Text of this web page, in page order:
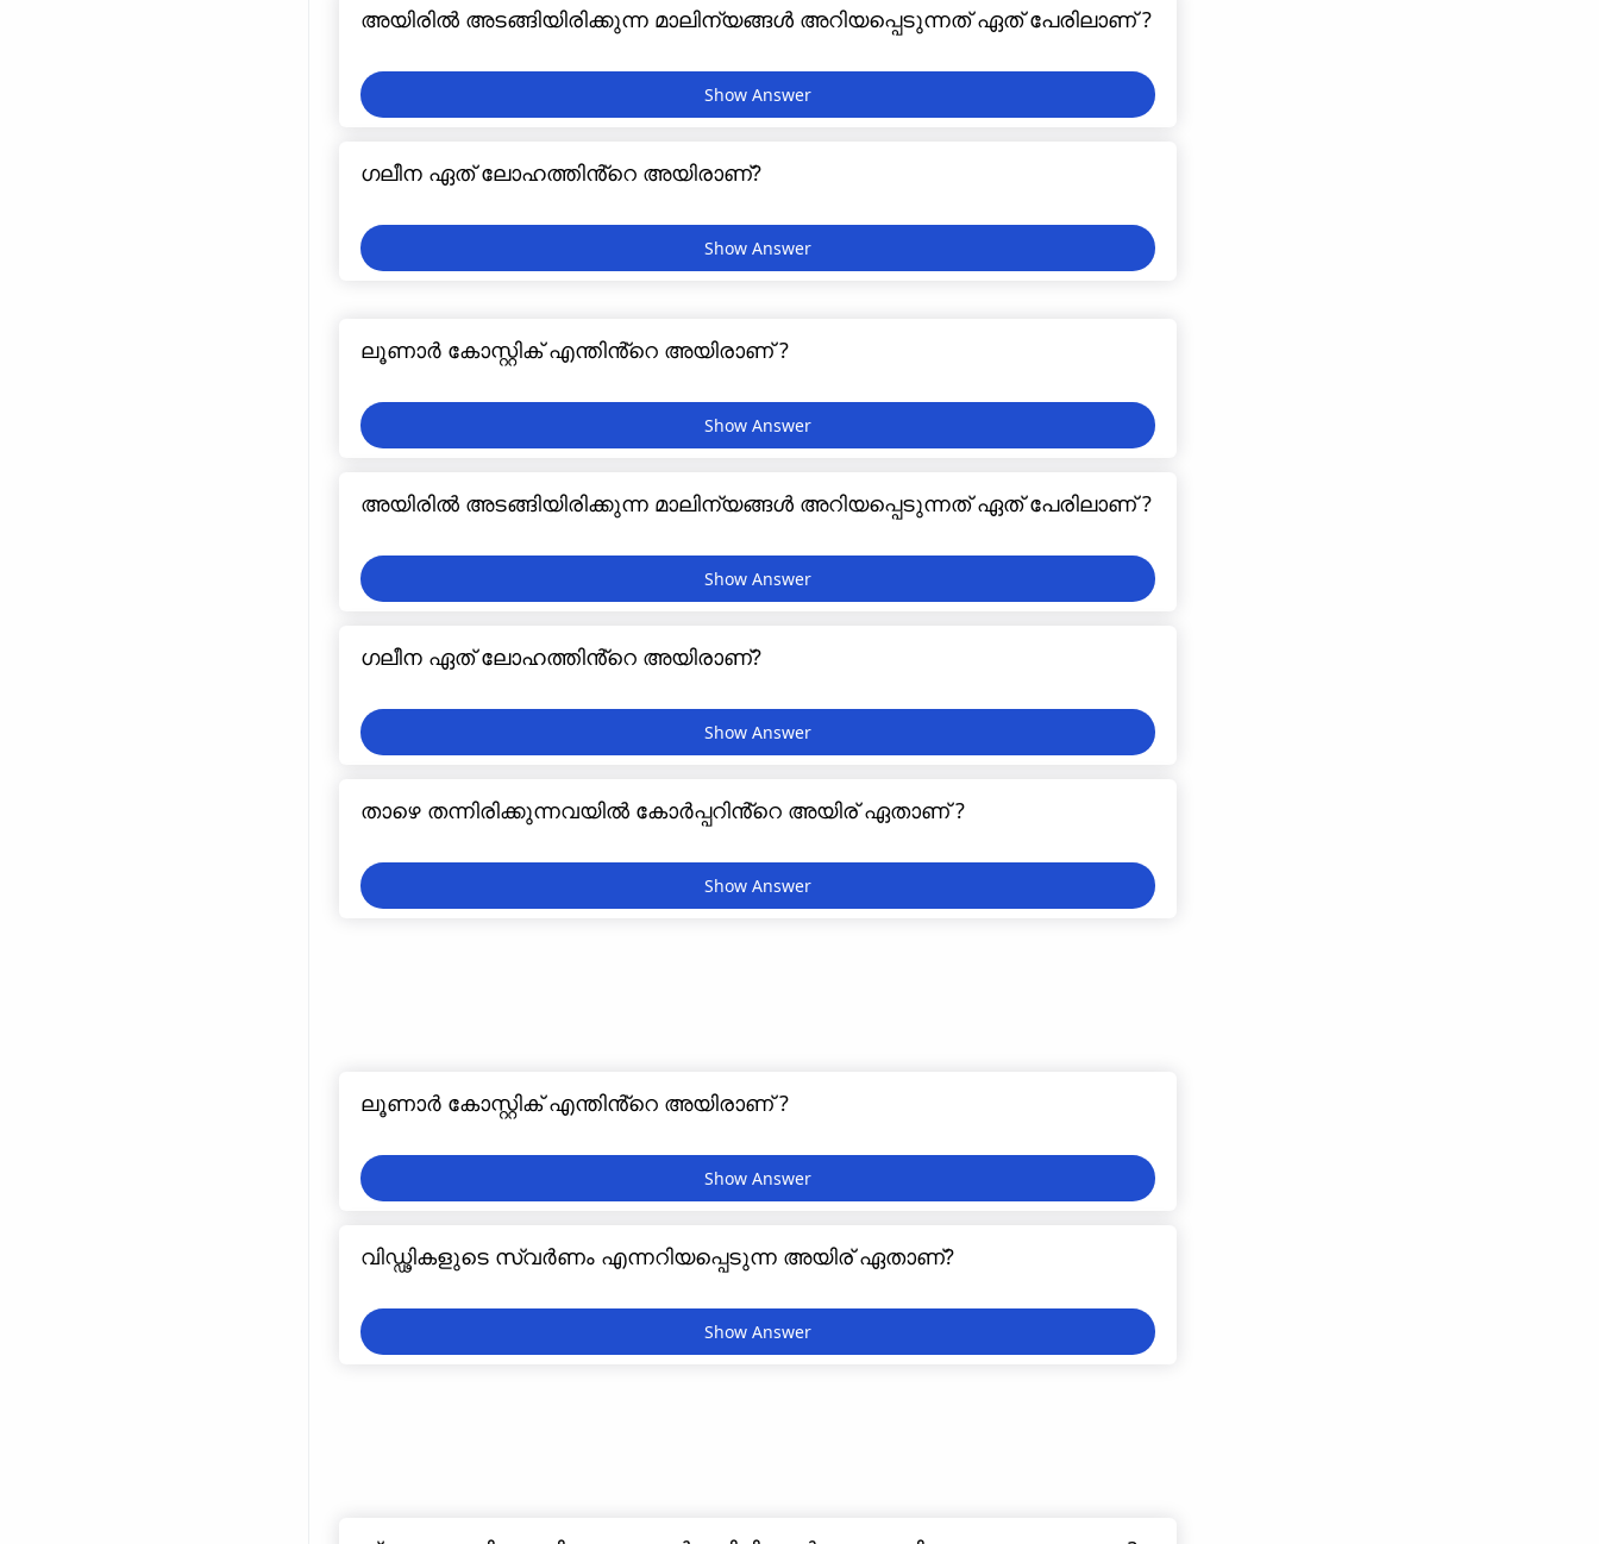
അയിരിൽ അടങ്ങിയിരിക്കുന്ന മാലിന്യങ്ങൾ അറിയപ്പെടുന്നത് ഏത് പേരിലാണ് ?
ഗലീന ഏത് ലോഹത്തിൻ്റെ അയിരാണ്?
ലൂണാർ കോസ്റ്റിക് എന്തിൻ്റെ അയിരാണ് ?
അയിരിൽ അടങ്ങിയിരിക്കുന്ന മാലിന്യങ്ങൾ അറിയപ്പെടുന്നത് ഏത് പേരിലാണ് ?
ഗലീന ഏത് ലോഹത്തിൻ്റെ അയിരാണ്?
താഴെ തന്നിരിക്കുന്നവയിൽ കോർപ്പറിൻ്റെ അയിര് ഏതാണ് ?
ലൂണാർ കോസ്റ്റിക് എന്തിൻ്റെ അയിരാണ് ?
വിഡ്ഢികളുടെ സ്വർണം എന്നറിയപ്പെടുന്ന അയിര് ഏതാണ്?